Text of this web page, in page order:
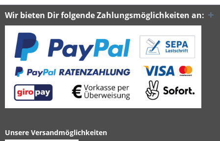
Wir bieten Dir folgende Zahlungsmöglichkeiten an:
Unsere Versandmöglichkeiten